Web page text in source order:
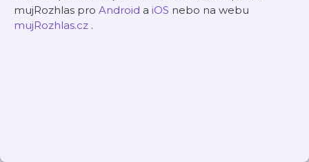
mujRozhlas pro Android a iOS nebo na webu
mujRozhlas.cz .